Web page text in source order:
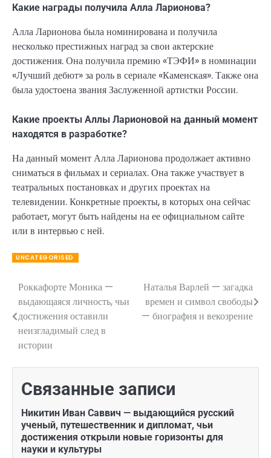
Какие награды получила Алла Ларионова?
Алла Ларионова была номинирована и получила
несколько престижных наград за свои актерские
достижения. Она получила премию «ТЭФИ» в номинации
«Лучший дебют» за роль в сериале «Каменская». Также она
была удостоена звания Заслуженной артистки России.
Какие проекты Аллы Ларионовой на данный момент
находятся в разработке?
На данный момент Алла Ларионова продолжает активно
сниматься в фильмах и сериалах. Она также участвует в
театральных постановках и других проектах на
телевидении. Конкретные проекты, в которых она сейчас
работает, могут быть найдены на ее официальном сайте
или в интервью с ней.
UNCATEGORISED
Навигация
по
записям
Роккафорте Моника —
выдающаяся личность, чьи
достижения оставили
неизгладимый след в
истории
Наталья Варлей — загадка
времен и символ свободы
— биография и векозрение
Связанные записи
Никитин Иван Саввич — выдающийся русский
ученый, путешественник и дипломат, чьи
достижения открыли новые горизонты для
науки и культуры